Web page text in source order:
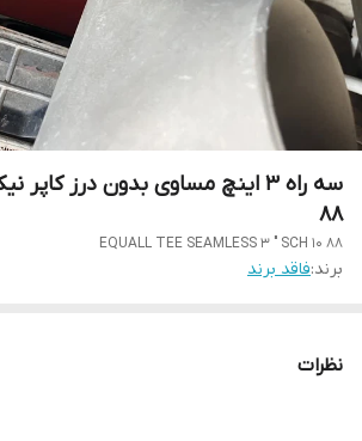
88
EQUALL TEE SEAMLESS 3 " SCH 10 88
برند:فاقد برند
نظرات